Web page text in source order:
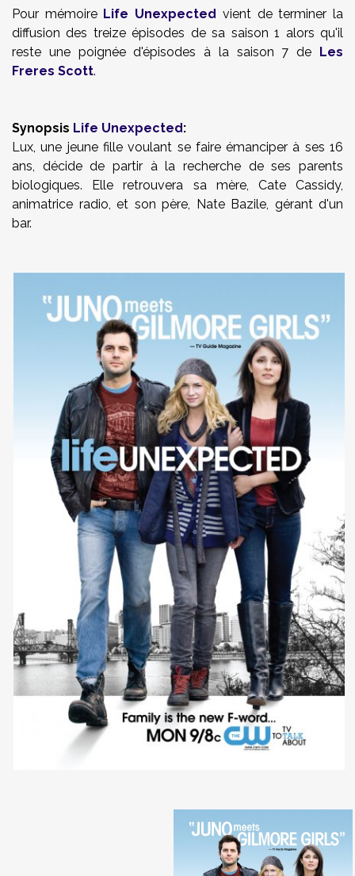
Pour mémoire Life Unexpected vient de terminer la
diffusion des treize épisodes de sa saison 1 alors qu'il
reste une poignée d'épisodes à la saison 7 de Les
Freres Scott.
Synopsis Life Unexpected:
Lux, une jeune fille voulant se faire émanciper à ses 16
ans, décide de partir à la recherche de ses parents
biologiques. Elle retrouvera sa mère, Cate Cassidy,
animatrice radio, et son père, Nate Bazile, gérant d'un
bar.